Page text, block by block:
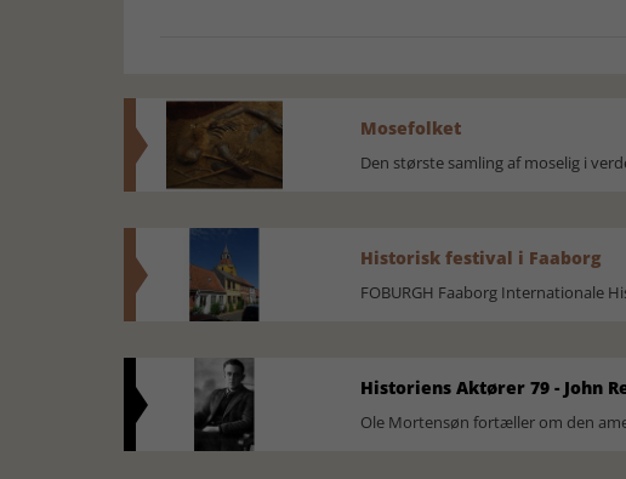
Mosefolket
Den største samling af moselig i
Historisk festival i Faaborg
FOBURGH Faaborg Internationale
Historiens Aktører 79 - John
Ole Mortensøn fortæller om den